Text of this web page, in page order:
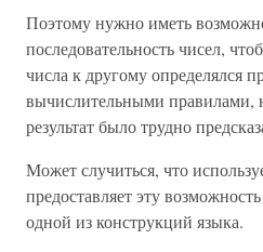
Поэтому нужно иметь
последовательность чисел,
числа к другому определялся
вычислительными правилами,
результат было трудно
Может случиться, что
предоставляет эту
одной из конструкций языка.